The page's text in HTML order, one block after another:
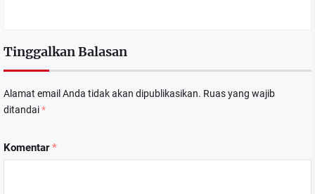
Tinggalkan Balasan
Alamat email Anda tidak akan dipublikasikan. Ruas yang wajib
ditandai*
Komentar*